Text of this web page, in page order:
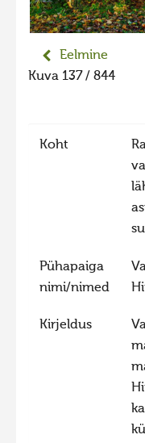
Liikuvad kuvad
Hiite
Liikuvad kuvad
Hiite
Hiite
Liikuvad kuvad
Hiite
Hiite
Liikuvad kuvad
Hiite
Liikuvad kuvad
Eelmine
Kuva 137 / 844
Koht
Pühapaiga
nimi/nimed
Kirjeldus